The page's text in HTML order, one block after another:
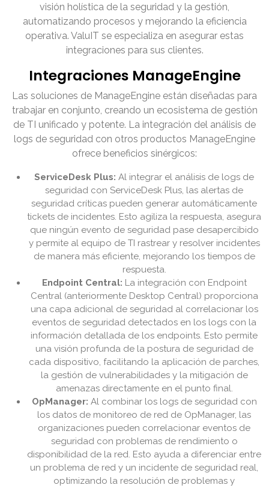
visión holística de la seguridad y la gestión,
automatizando procesos y mejorando la eficiencia
operativa. ValuIT se especializa en asegurar estas
integraciones para sus clientes.
Integraciones ManageEngine
Las soluciones de ManageEngine están diseñadas para
trabajar en conjunto, creando un ecosistema de gestión
de TI unificado y potente. La integración del análisis de
logs de seguridad con otros productos ManageEngine
ofrece beneficios sinérgicos:
ServiceDesk Plus: Al integrar el análisis de logs de
seguridad con ServiceDesk Plus, las alertas de
seguridad críticas pueden generar automáticamente
tickets de incidentes. Esto agiliza la respuesta, asegura
que ningún evento de seguridad pase desapercibido
y permite al equipo de TI rastrear y resolver incidentes
de manera más eficiente, mejorando los tiempos de
respuesta.
Endpoint Central: La integración con Endpoint
Central (anteriormente Desktop Central) proporciona
una capa adicional de seguridad al correlacionar los
eventos de seguridad detectados en los logs con la
información detallada de los endpoints. Esto permite
una visión profunda de la postura de seguridad de
cada dispositivo, facilitando la aplicación de parches,
la gestión de vulnerabilidades y la mitigación de
amenazas directamente en el punto final.
OpManager: Al combinar los logs de seguridad con
los datos de monitoreo de red de OpManager, las
organizaciones pueden correlacionar eventos de
seguridad con problemas de rendimiento o
disponibilidad de la red. Esto ayuda a diferenciar entre
un problema de red y un incidente de seguridad real,
optimizando la resolución de problemas y